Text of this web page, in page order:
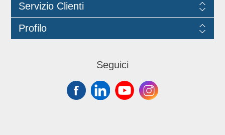
Servizio Clienti
Profilo
Seguici